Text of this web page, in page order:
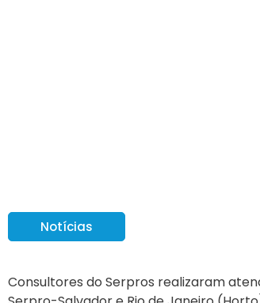
Notícias
Consultores do Serpros realizaram